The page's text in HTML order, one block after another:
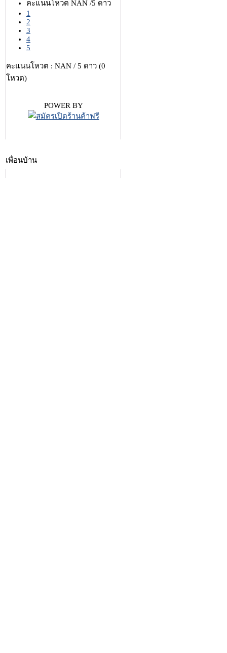
คะแนนโหวต NAN /5 ดาว
1
2
3
4
5
คะแนนโหวต : NAN / 5 ดาว (0
โหวต)
POWER BY
เพื่อนบ้าน